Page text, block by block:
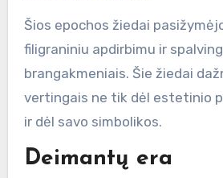
Šios epochos žiedai
filigraniniu apdirbimu ir
brangakmeniais. Šie žiedai
vertingais ne tik dėl estetinio
ir dėl savo simbolikos.
Deimantų era